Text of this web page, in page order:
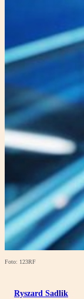
Foto: 123RF
Ryszard Sadlik